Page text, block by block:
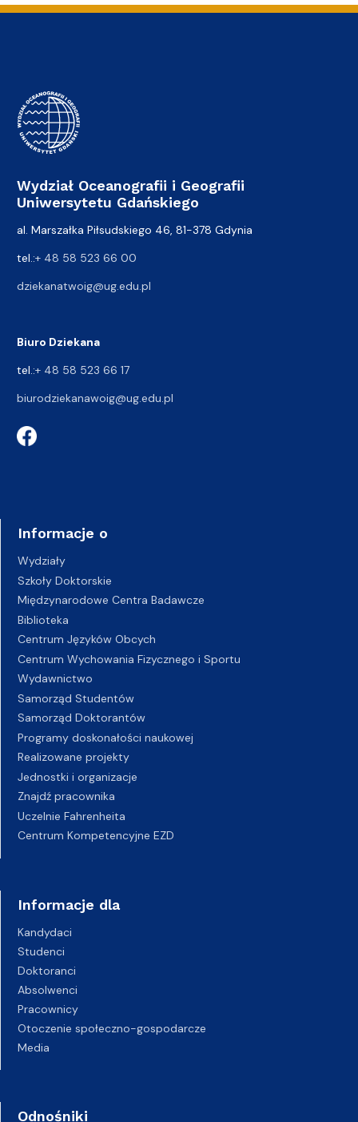
Wydział Oceanografii i Geografii
Uniwersytetu Gdańskiego
al. Marszałka Piłsudskiego 46, 81-378 Gdynia
tel.:+ 48 58 523 66 00
dziekanatwoig@ug.edu.pl
Biuro Dziekana
tel.:+ 48 58 523 66 17
biurodziekanawoig@ug.edu.pl
Informacje o
Wydziały
Szkoły Doktorskie
Międzynarodowe Centra Badawcze
Biblioteka
Centrum Języków Obcych
Centrum Wychowania Fizycznego i Sportu
Wydawnictwo
Samorząd Studentów
Samorząd Doktorantów
Programy doskonałości naukowej
Realizowane projekty
Jednostki i organizacje
Znajdź pracownika
Uczelnie Fahrenheita
Centrum Kompetencyjne EZD
Informacje dla
Kandydaci
Studenci
Doktoranci
Absolwenci
Pracownicy
Otoczenie społeczno-gospodarcze
Media
Odnośniki